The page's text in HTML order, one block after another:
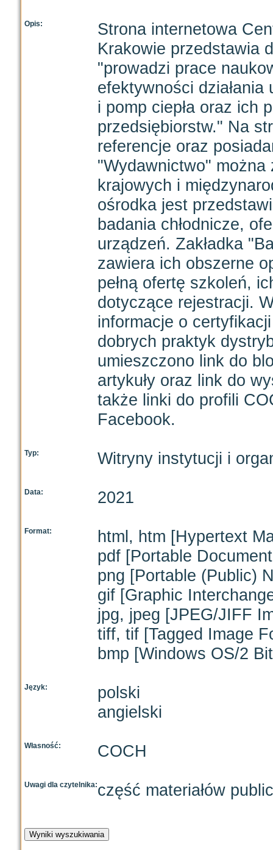
Opis:
Strona internetowa
Krakowie przedstawia
"prowadzi prace
efektywności
i pomp ciepła oraz ich
przedsiębiorstw." Na
referencje oraz
"Wydawnictwo"
krajowych i
ośrodka jest
badania chłodnicze,
urządzeń. Zakładka
zawiera ich obszerne
pełną ofertę szkoleń,
dotyczące rejestracji.
informacje o
dobrych praktyk
umieszczono link do
artykuły oraz link do
także linki do profili
Facebook.
Typ: Witryny instytucji i
Data: 2021
Format:
html, htm [Hypertext
pdf [Portable
png [Portable (Public)
gif [Graphic
jpg, jpeg [JPEG/JIFF
tiff, tif [Tagged Image
bmp [Windows OS/2
Język:
polski
angielski
Własność: COCH
Uwagi dla czytelnika:część materiałów